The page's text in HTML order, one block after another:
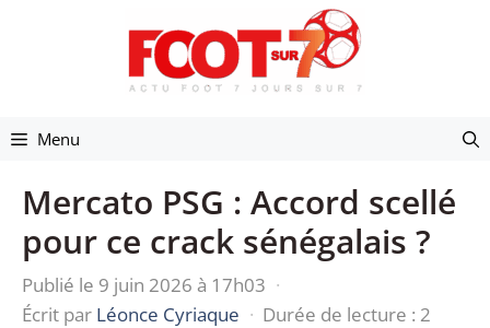
Menu
Mercato PSG : Accord scellé
pour ce crack sénégalais ?
Publié le 9 juin 2026 à 17h03 ·
Écrit par Léonce Cyriaque · Durée de lecture : 2